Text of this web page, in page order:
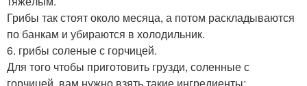
Грибы так стоят около месяца, а потом раскладываются
по банкам и убираются в холодильник.
6. грибы соленые с горчицей.
Для того чтобы приготовить грузди, соленные с